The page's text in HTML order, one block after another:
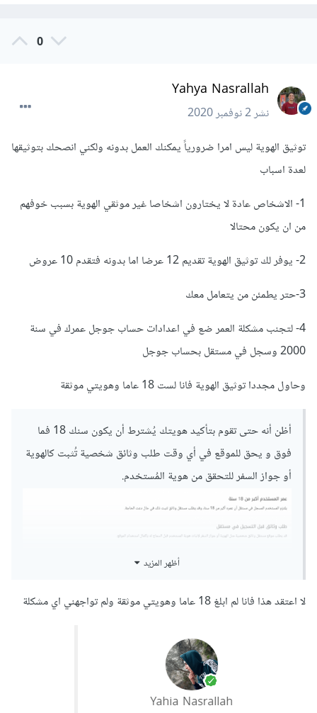
0
Yahya Nasrallah
نشر2 نوفمبر 2020
توثيق الهوية ليس امرا ضرورياً يمكنك العمل بدونه ولكني انصحك بتوثيقها
لعدة اسباب
1- الاشخاص عادة لا يختارون اشخاصا غير موثقي الهوية بسبب خوفهم
من ان يكون محتالا
2- يوفر لك توثيق الهوية تقديم 12 عرضا اما بدونه فتقدم 10 عروض
3-حتر يطمئن من يتعامل معك
4- لتجنب مشكلة العمر ضع في اعدادات حساب جوجل عمرك في سنة
2000 وسجل في مستقل بحساب جوجل
وحاول مجددا توثيق الهوية فانا لست 18 عاما وهويتي موثقة
أظن أنه حتى تقوم بتأكيد هويتك يُشترط أن يكون سنك 18 فما
فوق و يحق للموقع في أي وقت طلب وثائق شخصية تُثبت كالهوية
أو جواز السفر للتحقق من هوية المُستخدم.
يُمكنك الإطلاع على شروط الإستخدام من:هنا.
و فتح تذكرة لإستفسارك و سيُجيبك فريق الدعم
الفني في أقرب وقت.
أظهر المزيد
لا اعتقد هذا فانا لم ابلغ 18 عاما وهويتي موثقة ولم تواجهني اي مشكلة